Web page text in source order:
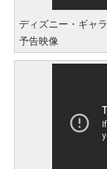
ディズニー・ギャ
予告映像